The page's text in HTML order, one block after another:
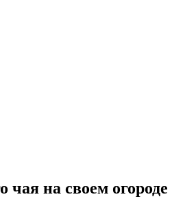
на своем огороде